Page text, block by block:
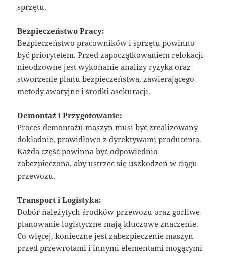
sprzętu.
Bezpieczeństwo Pracy:
Bezpieczeństwo pracowników i sprzętu powinno
być priorytetem. Przed zapoczątkowaniem relokacji
nieodzowne jest wykonanie analizy ryzyka oraz
stworzenie planu bezpieczeństwa, zawierającego
metody awaryjne i środki asekuracji.
Demontaż i Przygotowanie:
Proces demontażu maszyn musi być zrealizowany
dokładnie, prawidłowo z dyrektywami producenta.
Każda część powinna być odpowiednio
zabezpieczona, aby ustrzec się uszkodzeń w ciągu
przewozu.
Transport i Logistyka:
Dobór należytych środków przewozu oraz gorliwe
planowanie logistyczne mają kluczowe znaczenie.
Co więcej, konieczne jest zabezpieczenie maszyn
przed przewrotami i innymi elementami mogącymi